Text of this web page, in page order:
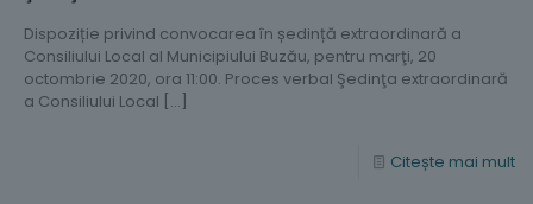
Dispoziție privind convocarea în ședință extraordinară a
Consiliului Local al Municipiului Buzău, pentru marţi, 20
octombrie 2020, ora 11:00. Proces verbal Şedinţa extraordinară
a Consiliului Local […]
Citește mai mult